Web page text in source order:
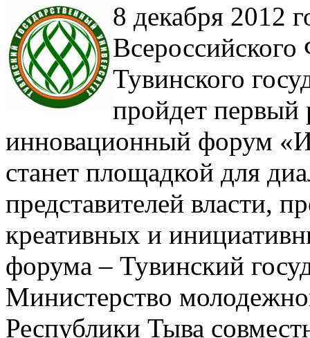
8 декабря 2012
Всероссийского
Тувинского
пройдет
инновационный форум
станет площадкой для
представителей власти,
креативных и
форума – Тувинский
Министерство
Республики Тыва